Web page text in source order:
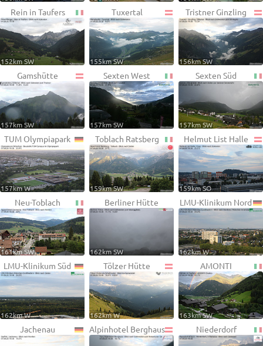
Rein in Taufers
152km SW
Tuxertal
155km SW
Tristner Ginzling
156km SW
Gamshütte
157km SW
Sexten West
157km SW
Sexten Süd
157km SW
TUM Olympiapark
157km W
Toblach Ratsberg
159km SW
Helmut List Halle
159km SO
Neu-Toblach
161km SW
Berliner Hütte
162km SW
LMU-Klinikum Nord
162km W
LMU-Klinikum Süd
162km W
Tölzer Hütte
162km W
AMONTI
163km SW
Jachenau Alpinhotel Berghaus Niederdorf